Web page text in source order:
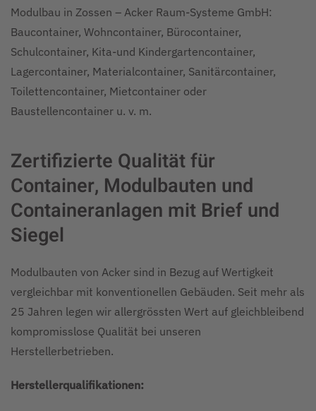
Modulbau in Zossen – Acker Raum-Systeme GmbH:
Baucontainer, Wohncontainer, Bürocontainer,
Schulcontainer, Kita-und Kindergartencontainer,
Lagercontainer, Materialcontainer, Sanitärcontainer,
Toilettencontainer, Mietcontainer oder
Baustellencontainer u. v. m.
Zertifizierte Qualität für
Container, Modulbauten und
Containeranlagen mit Brief und
Siegel
Modulbauten von Acker sind in Bezug auf Wertigkeit
vergleichbar mit konventionellen Gebäuden. Seit mehr als
25 Jahren legen wir allergrössten Wert auf gleichbleibend
kompromisslose Qualität bei unseren
Herstellerbetrieben.
Herstellerqualifikationen: